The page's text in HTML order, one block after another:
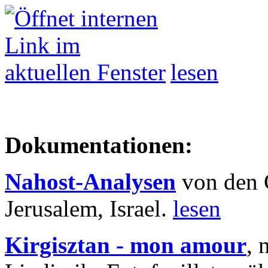
lesen
Dokumentationen:
Nahost-Analysen von den
Jerusalem, Israel. lesen
Kirgisztan - mon amour,